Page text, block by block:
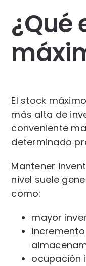
¿Qué
El stock
más alta de
conveniente
determinado
Mantener
nivel suele
como:
mayor
ocupación